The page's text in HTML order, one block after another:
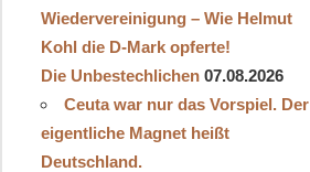
Wiedervereinigung – Wie Helmut
Kohl die D‑Mark opferte!
Die Unbestechlichen 07.08.2026
Ceuta war nur das Vorspiel. Der
eigentliche Magnet heißt
Deutschland.